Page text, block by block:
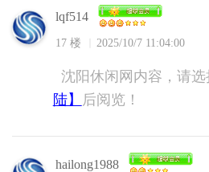
lqf514
17 楼 2025/10/7 11:04:00
沈阳休闲网内容，请选
陆】
后阅览！
hailong1988